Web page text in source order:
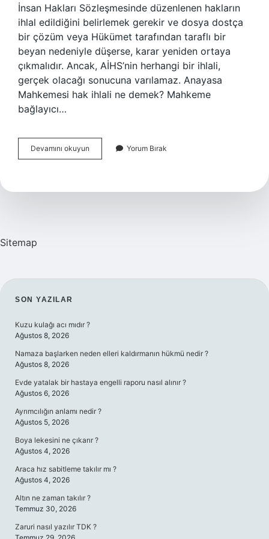
İnsan Hakları Sözleşmesinde düzenlenen hakların
ihlal edildiğini belirlemek gerekir ve dosya dostça
bir çözüm veya Hükümet tarafından taraflı bir
beyan nedeniyle düşerse, karar yeniden ortaya
çıkmalıdır. Ancak, AİHS’nin herhangi bir ihlali,
gerçek olacağı sonucuna varılamaz. Anayasa
Mahkemesi hak ihlali ne demek? Mahkeme
bağlayıcı…
Devamını okuyun Anayasa
Mahkemesi
Kararı
Yorum Bırak
Sitemap
SIDEBAR
SON YAZILAR
Kuzu kulağı acı mıdır ?
Ağustos 8, 2026
Namaza başlarken neden elleri kaldırmanın hükmü nedir ?
Ağustos 8, 2026
Evde yatalak bir hastaya engelli raporu nasıl alınır ?
Ağustos 6, 2026
Ayrımcılığın anlamı nedir ?
Ağustos 5, 2026
Boya lekesini ne çıkarır ?
Ağustos 4, 2026
Araca hız sabitleme takılır mı ?
Ağustos 4, 2026
Altın ne zaman takılır ?
Temmuz 30, 2026
Zaruri nasıl yazılır TDK ?